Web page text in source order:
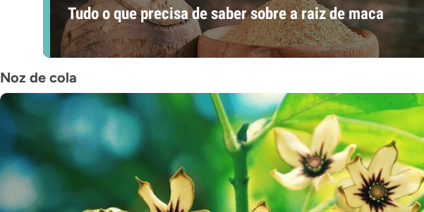
Tudo o que precisa de saber sobre a raiz de maca
Noz de cola